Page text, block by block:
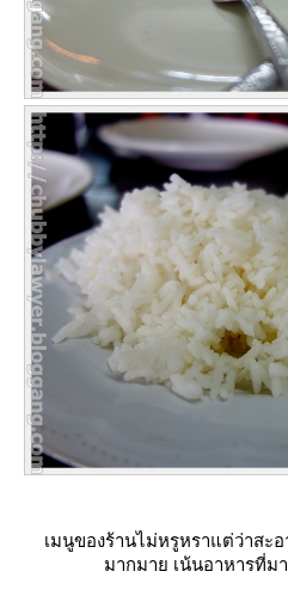
เมนูของร้านไม่หรูหราแต่ว่าสะ
มากมาย เน้นอาหารที่